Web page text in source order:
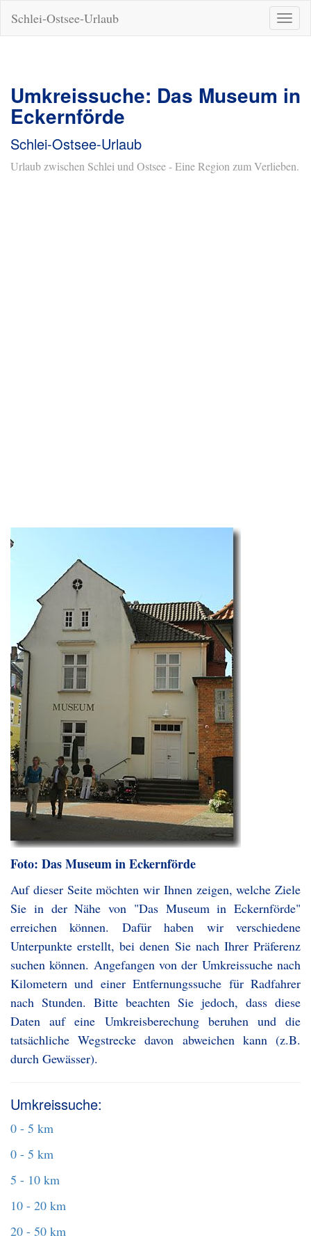
ein-/
Schlei-Ostsee-Urlaub
Umkreissuche: Das Museum in
Eckernförde
Schlei-Ostsee-Urlaub
Urlaub zwischen Schlei und Ostsee - Eine Region zum Verlieben.
Foto: Das Museum in Eckernförde
Auf dieser Seite möchten wir Ihnen zeigen, welche Ziele
Sie in der Nähe von "Das Museum in Eckernförde"
erreichen können. Dafür haben wir verschiedene
Unterpunkte erstellt, bei denen Sie nach Ihrer Präferenz
suchen können. Angefangen von der Umkreissuche nach
Kilometern und einer Entfernungssuche für Radfahrer
nach Stunden. Bitte beachten Sie jedoch, dass diese
Daten auf eine Umkreisberechung beruhen und die
tatsächliche Wegstrecke davon abweichen kann (z.B.
durch Gewässer).
Umkreissuche:
0 - 5 km
0 - 5 km
5 - 10 km
10 - 20 km
20 - 50 km